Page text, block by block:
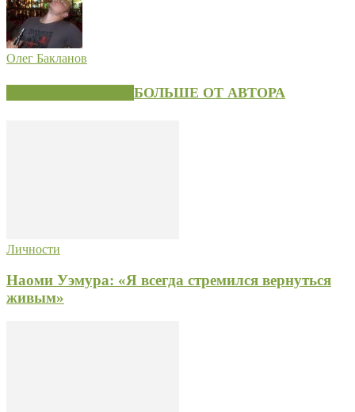
Олег Бакланов
БОЛЬШЕ ОТ АВТОРА
Личности
Наоми Уэмура: «Я всегда стремился вернуться
живым»